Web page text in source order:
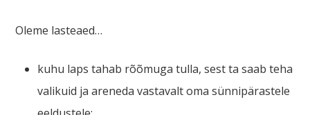
Oleme lasteaed…
kuhu laps tahab rõõmuga tulla, sest ta saab teha
valikuid ja areneda vastavalt oma sünnipärastele